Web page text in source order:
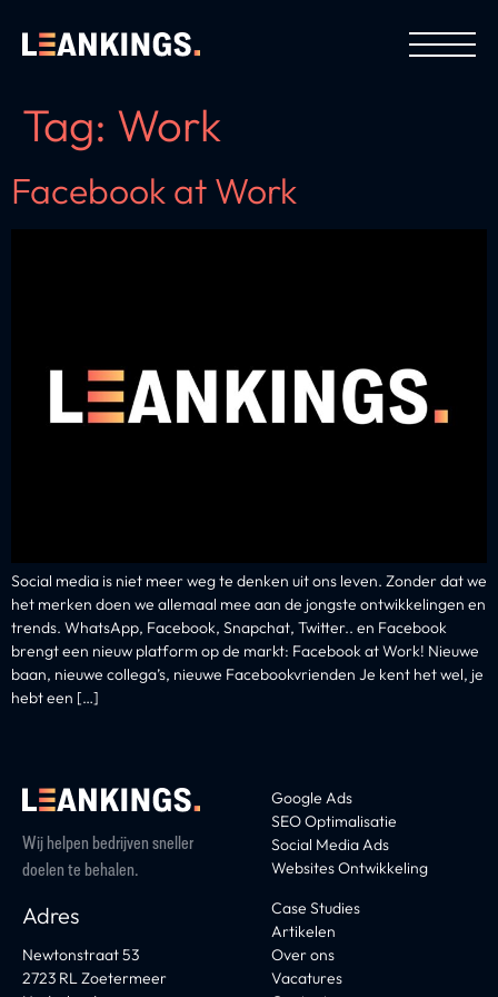
Tag: Work
Facebook at Work
Social media is niet meer weg te denken uit ons leven. Zonder dat we
het merken doen we allemaal mee aan de jongste ontwikkelingen en
trends. WhatsApp, Facebook, Snapchat, Twitter.. en Facebook
brengt een nieuw platform op de markt: Facebook at Work! Nieuwe
baan, nieuwe collega’s, nieuwe Facebookvrienden Je kent het wel, je
hebt een […]
Wij helpen bedrijven sneller
doelen te behalen.
Adres
Newtonstraat 53
2723 RL Zoetermeer
Google Ads
SEO Optimalisatie
Social Media Ads
Websites Ontwikkeling
Case Studies
Artikelen
Over ons
Vacatures